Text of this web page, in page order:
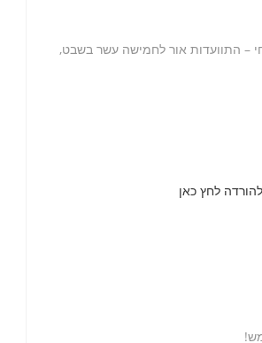
– התוועדות אור לחמישה עשר בשבט,
להורדה לחץ כאן